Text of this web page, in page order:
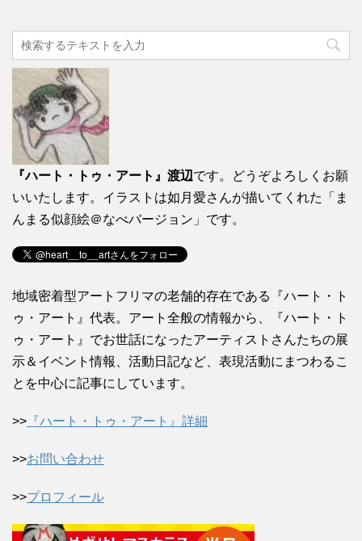
『ハート・トゥ・アート』渡辺です。どうぞよろしくお願
いいたします。イラストは如月愛さんが描いてくれた「ま
んまる似顔絵＠なべバージョン」です。
地域密着型アートフリマの老舗的存在である『ハート・ト
ゥ・アート』代表。アート全般の情報から、『ハート・ト
ゥ・アート』でお世話になったアーティストさんたちの展
示＆イベント情報、活動日記など、表現活動にまつわるこ
とを中心に記事にしています。
>> 『ハート・トゥ・アート』詳細
>>お問い合わせ
>>プロフィール